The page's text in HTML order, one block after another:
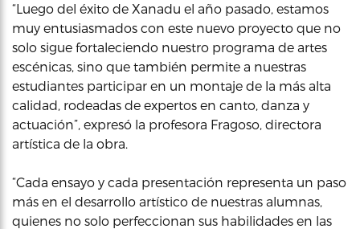
“Luego del éxito de Xanadu el año pasado, estamos
muy entusiasmados con este nuevo proyecto que no
solo sigue fortaleciendo nuestro programa de artes
escénicas, sino que también permite a nuestras
estudiantes participar en un montaje de la más alta
calidad, rodeadas de expertos en canto, danza y
actuación”, expresó la profesora Fragoso, directora
artística de la obra.
“Cada ensayo y cada presentación representa un paso
más en el desarrollo artístico de nuestras alumnas,
quienes no solo perfeccionan sus habilidades en las